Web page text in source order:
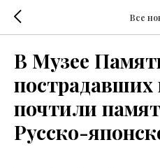
Все
В Музее
пострадавших
почтили
Русско-